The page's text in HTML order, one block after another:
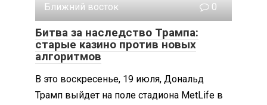
Ближний восток
0
Битва за наследство Трампа:
старые казино против новых
алгоритмов
В это воскресенье, 19 июля, Дональд
Трамп выйдет на поле стадиона MetLife в